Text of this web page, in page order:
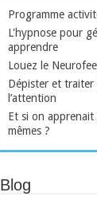
Programme
L'hypnose pour
apprendre
Louez le
Dépister et
l’attention
Et si on
mêmes ?
Blog